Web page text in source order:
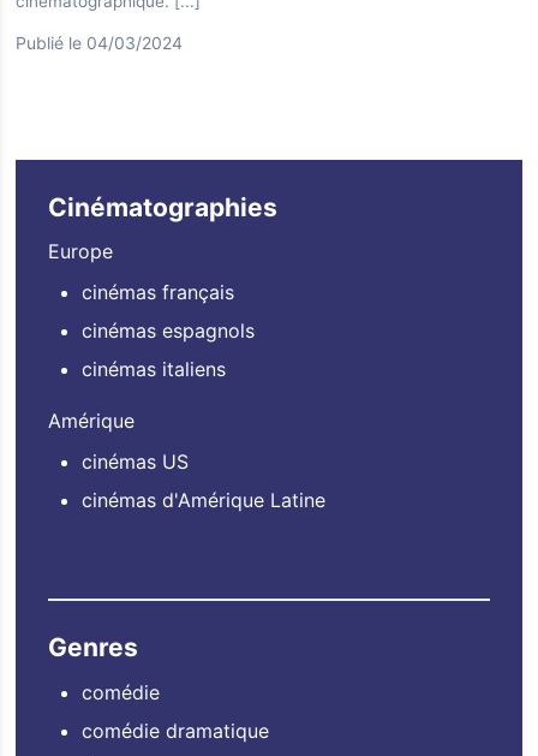
Publié le 04/03/2024
Cinématographies
Europe
cinémas français
cinémas espagnols
cinémas italiens
Amérique
cinémas US
cinémas d'Amérique Latine
Genres
comédie
comédie dramatique